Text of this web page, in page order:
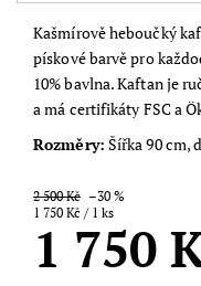
Kašmírově heboučký
pískové barvě pro
10% bavlna. Kaftan je
a má certifikáty FSC a
Rozměry: Šířka 90 cm,
2 500 Kč –30 %
1 750 Kč / 1 ks
1 750